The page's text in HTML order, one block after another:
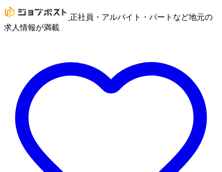
正社員・アルバイト・パートなど地元の
求人情報が満載